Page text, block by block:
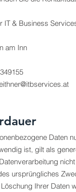
IT & Business
am Inn
Daten
ist, gilt als
ursprüngliches
Löschung Ihrer Daten